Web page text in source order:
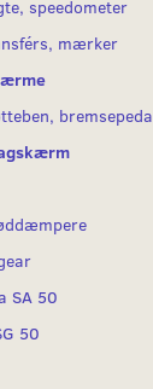
speedometer
mærker
bremsepeda
SA 50
50